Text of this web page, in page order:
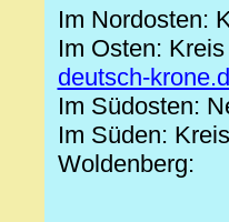
Im Nordosten:
Im Osten:
deutsch-
Im Südosten:
Im Süden:
Woldenberg: